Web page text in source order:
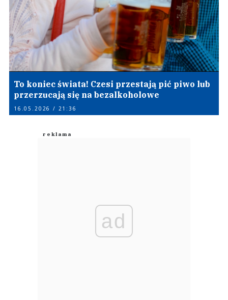
To koniec świata! Czesi przestają pić piwo lub
przerzucają się na bezalkoholowe
16.05.2026 / 21:36
ad